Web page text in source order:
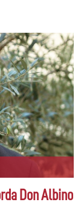
Don Albino